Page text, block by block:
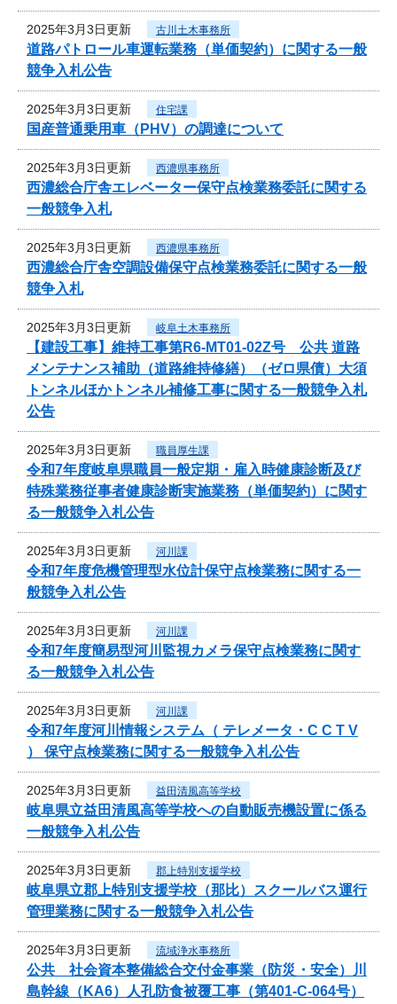
2025年3月3日更新 古川土木事務所
道路パトロール車運転業務（単価契約）に関する一般
競争入札公告
2025年3月3日更新 住宅課
国産普通乗用車（PHV）の調達について
2025年3月3日更新 西濃県事務所
西濃総合庁舎エレベーター保守点検業務委託に関する
一般競争入札
2025年3月3日更新 西濃県事務所
西濃総合庁舎空調設備保守点検業務委託に関する一般
競争入札
2025年3月3日更新 岐阜土木事務所
【建設工事】維持工事第R6-MT01-02Z号 公共 道路
メンテナンス補助（道路維持修繕）（ゼロ県債）大須
トンネルほかトンネル補修工事に関する一般競争入札
公告
2025年3月3日更新 職員厚生課
令和7年度岐阜県職員一般定期・雇入時健康診断及び
特殊業務従事者健康診断実施業務（単価契約）に関す
る一般競争入札公告
2025年3月3日更新 河川課
令和7年度危機管理型水位計保守点検業務に関する一
般競争入札公告
2025年3月3日更新 河川課
令和7年度簡易型河川監視カメラ保守点検業務に関す
る一般競争入札公告
2025年3月3日更新 河川課
令和7年度河川情報システム（ テレメータ・C C T V
） 保守点検業務に関する一般競争入札公告
2025年3月3日更新 益田清風高等学校
岐阜県立益田清風高等学校への自動販売機設置に係る
一般競争入札公告
2025年3月3日更新 郡上特別支援学校
岐阜県立郡上特別支援学校（那比）スクールバス運行
管理業務に関する一般競争入札公告
2025年3月3日更新 流域浄水事務所
公共 社会資本整備総合交付金事業（防災・安全）川
島幹線（KA6）人孔防食被覆工事（第401-C-064号）